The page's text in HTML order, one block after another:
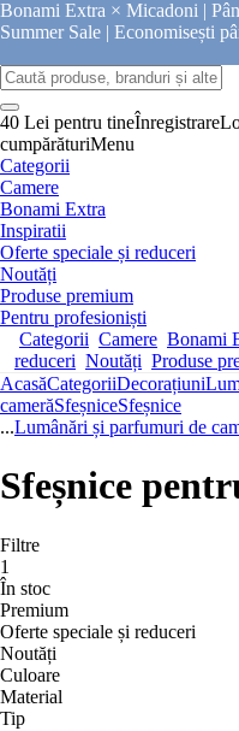
Bonami Extra × Micadoni |
Summer Sale | Economisești
40 Lei pentru tineÎnregistrare
cumpărăturiMenu
Categorii
Camere
Bonami Extra
Inspiratii
Oferte speciale și reduceri
Noutăți
Produse premium
Pentru profesioniști
Categorii Camere Bonami
reduceri Noutăți Produse
AcasăCategoriiDecorațiuni
camerăSfeșniceSfeșnice
...Lumânări și parfumuri de
Sfeșnice
Filtre
1
În stoc
Premium
Oferte speciale și reduceri
Noutăți
Culoare
Material
Tip